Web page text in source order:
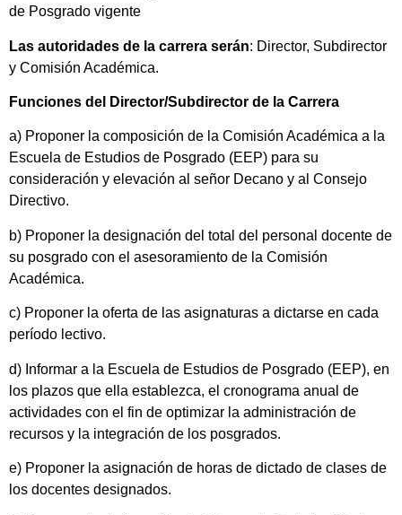
de Posgrado vigente
Las autoridades de la carrera serán: Director, Subdirector
y Comisión Académica.
Funciones del Director/Subdirector de la Carrera
a) Proponer la composición de la Comisión Académica a la
Escuela de Estudios de Posgrado (EEP) para su
consideración y elevación al señor Decano y al Consejo
Directivo.
b) Proponer la designación del total del personal docente de
su posgrado con el asesoramiento de la Comisión
Académica.
c) Proponer la oferta de las asignaturas a dictarse en cada
período lectivo.
d) Informar a la Escuela de Estudios de Posgrado (EEP), en
los plazos que ella establezca, el cronograma anual de
actividades con el fin de optimizar la administración de
recursos y la integración de los posgrados.
e) Proponer la asignación de horas de dictado de clases de
los docentes designados.